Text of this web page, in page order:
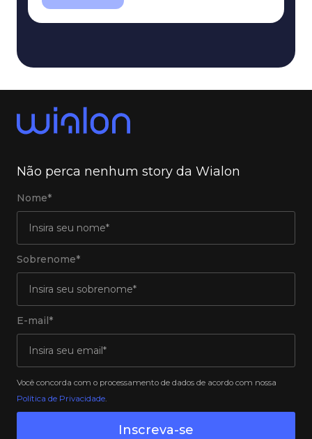
Não perca nenhum story da Wialon
Nome*
Sobrenome*
E-mail*
Você concorda com o processamento de dados de acordo com nossa
Política de Privacidade.
Inscreva-se